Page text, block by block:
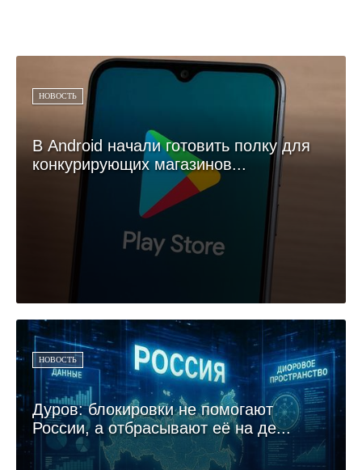
НОВОСТЬ
В Android начали готовить полку для
конкурирующих магазинов...
НОВОСТЬ
Дуров: блокировки не помогают
России, а отбрасывают её на де...